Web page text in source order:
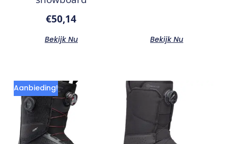
€50,14
Bekijk Nu Bekijk Nu
Aanbieding!